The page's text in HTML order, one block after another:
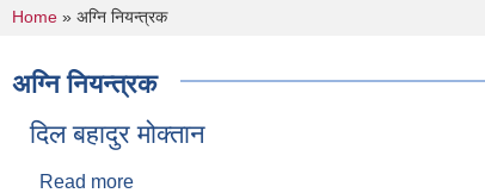
You are here
Home » अग्नि नियन्त्रक
अग्नि नियन्त्रक
दिल बहादुर मोक्तान
Read more